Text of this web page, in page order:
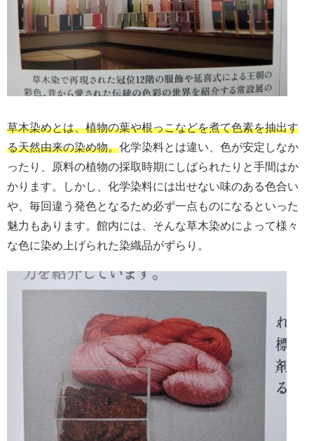
草木染めとは、植物の葉や根っこなどを煮て色素を抽出す
る天然由来の染め物。化学染料とは違い、色が安定しなか
ったり、原料の植物の採取時期にしばられたりと手間はか
かります。しかし、化学染料には出せない味のある色合い
や、毎回違う発色となるため必ず一点ものになるといった
魅力もあります。 館内には、そんな草木染めによって様々
な色に染め上げられた染織品がずらり。